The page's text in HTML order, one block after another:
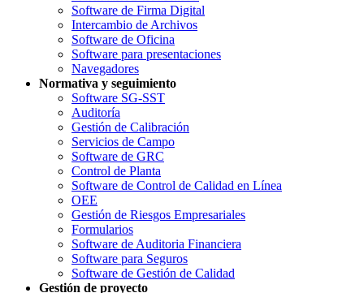
Software de Firma Digital
Intercambio de Archivos
Software de Oficina
Software para presentaciones
Navegadores
Normativa y seguimiento
Software SG-SST
Auditoría
Gestión de Calibración
Servicios de Campo
Software de GRC
Control de Planta
Software de Control de Calidad en Línea
OEE
Gestión de Riesgos Empresariales
Formularios
Software de Auditoria Financiera
Software para Seguros
Software de Gestión de Calidad
Gestión de proyecto